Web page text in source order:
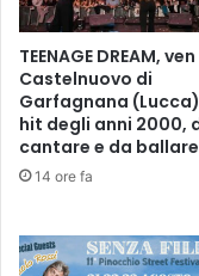
M
A
D
E
L
C
R
I
a
e
v
o
S
t
TEENAGE DREAM,
Castelnuovo di
Garfagnana (Lucca)
hit degli anni 2000,
cantare e da ballare
14 ore fa